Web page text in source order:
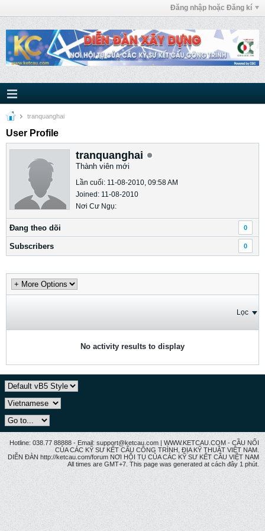
Đăng nhập hoặc Đăng kí
tranquanghai
User Profile
tranquanghai
Thành viên mới
Lần cuối: 11-08-2010, 09:58 AM
Joined: 11-08-2010
Nơi Cư Ngụ:
Ðang theo dõi 0
Subscribers 0
Lọc
No activity results to display
Hotline: 038.77 88888 - Email: support@ketcau.com | WWW.KETCAU.COM - CẦU NỐI
CỦA CÁC KỸ SƯ KẾT CẤU CÔNG TRÌNH, ĐỊA KỸ THUẬT VIỆT NAM.
DIỄN ĐÀN http://ketcau.com/forum NƠI HỘI TỤ CỦA CÁC KỸ SƯ KẾT CÂU VIỆT NAM
All times are GMT+7. This page was generated at cách đây 1 phút.